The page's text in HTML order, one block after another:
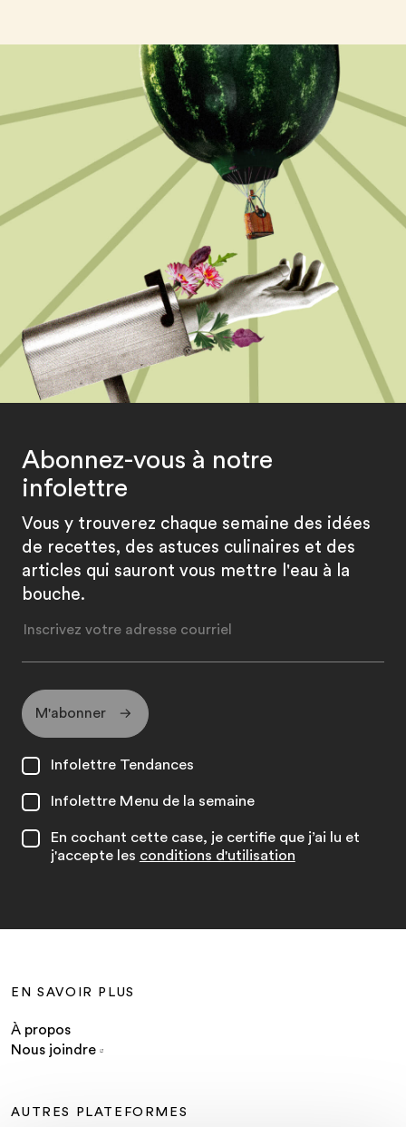
Abonnez-vous à notre
infolettre
Vous y trouverez chaque semaine des idées
de recettes, des astuces culinaires et des
articles qui sauront vous mettre l'eau à la
bouche.
M'abonner
Infolettre Tendances
Infolettre Menu de la semaine
En cochant cette case, je certifie que j’ai lu et
j'accepte les conditions d'utilisation
EN SAVOIR PLUS
À propos
Nous joindre
AUTRES PLATEFORMES